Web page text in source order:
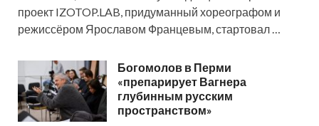
проект IZOTOP.LAB, придуманный хореографом и
режиссёром Ярославом Францевым, стартовал …
Богомолов в Перми
«препарирует Вагнера
глубинным русским
пространством»